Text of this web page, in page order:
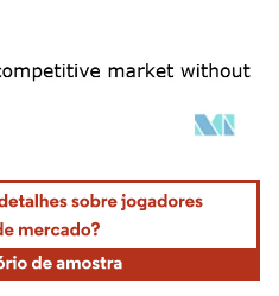
requer atribuição conforme CC BY 4.0.